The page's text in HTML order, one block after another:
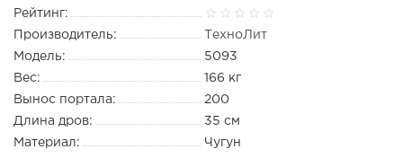
Рейтинг:
Производитель:
ТехноЛит
Модель:
5093
Вес:
166 кг
Вынос портала:
200
Длина дров:
35 см
Материал:
Чугун